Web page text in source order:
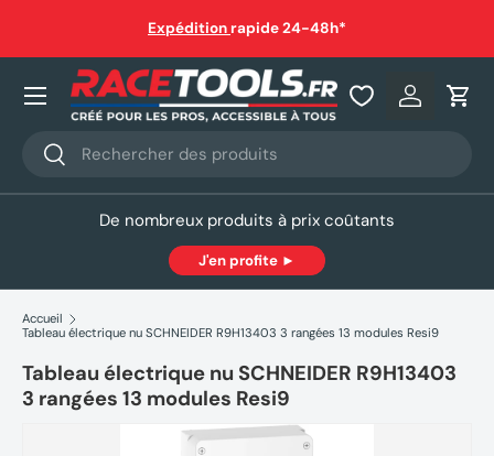
Aller au contenu
Expédition rapide 24-48h*
Recherche
Rechercher
Se
Nos produits
De nombreux produits à prix coûtants
J'en profite ►
Accueil
Tableau électrique nu SCHNEIDER R9H13403 3 rangées 13 modules Resi9
Tableau électrique nu SCHNEIDER R9H13403
3 rangées 13 modules Resi9